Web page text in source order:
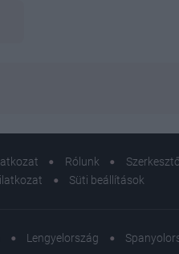
Rólunk
Süti beállítások
Lengyelország